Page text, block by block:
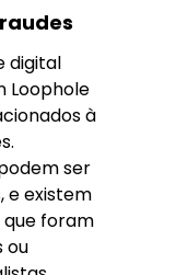
digital
Loophole
à
ser
e existem
que foram
ou